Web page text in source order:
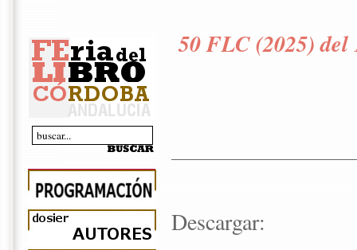
50 FLC (2025) del
Descargar: